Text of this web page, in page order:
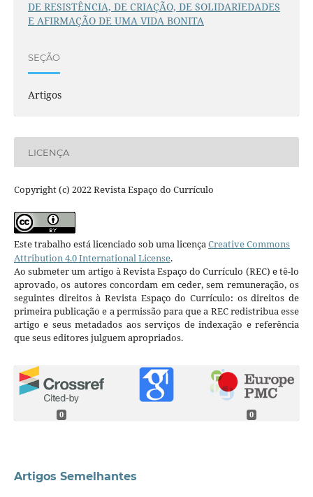
DE RESISTÊNCIA, DE CRIAÇÃO, DE SOLIDARIEDADES
E AFIRMAÇÃO DE UMA VIDA BONITA
SEÇÃO
Artigos
LICENÇA
Copyright (c) 2022 Revista Espaço do Currículo
Este trabalho está licenciado sob uma licençaCreative Commons
Attribution 4.0 International License.
Ao submeter um artigo à Revista Espaço do Currículo (REC) e tê-lo
aprovado, os autores concordam em ceder, sem remuneração, os
seguintes direitos à Revista Espaço do Currículo: os direitos de
primeira publicação e a permissão para que a REC redistribua esse
artigo e seus metadados aos serviços de indexação e referência
que seus editores julguem apropriados.
0 0
Artigos Semelhantes